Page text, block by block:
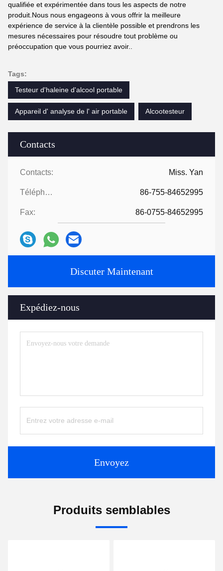
Contacts
Contacts: Miss. Yan
Téléphone: 86-755-84652995
Fax: 86-0755-84652995
Discuter Maintenant
Expédiez-nous
Envoyez
qualifiée et expérimentée dans tous les aspects de notre
produit.Nous nous engageons à vous offrir la meilleure
expérience de service à la clientèle possible et prendrons les
mesures nécessaires pour résoudre tout problème ou
préoccupation que vous pourriez avoir..
Tags:
Testeur d'haleine d'alcool portable
Appareil d' analyse de l' air portable Alcootesteur
Produits semblables